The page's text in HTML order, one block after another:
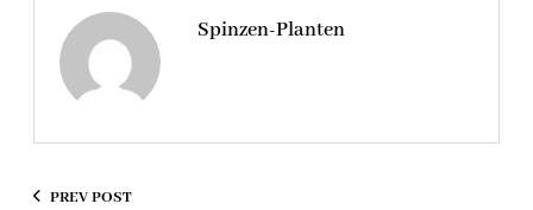
Spinzen-Planten
PREV POST